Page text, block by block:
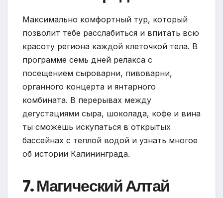
Максимально комфортный тур, который
позволит тебе расслабиться и впитать всю
красоту региона каждой клеточкой тела. В
программе семь дней релакса с
посещением сыроварни, пивоварни,
органного концерта и янтарного
комбината. В перерывах между
дегустациями сыра, шоколада, кофе и вина
ты сможешь искупаться в открытых
бассейнах с теплой водой и узнать многое
об истории Калининграда.
7. Магический Алтай